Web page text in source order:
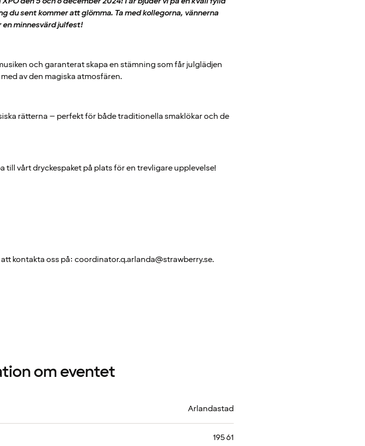
du sent kommer att glömma. Ta med kollegorna, vännerna
en minnesvärd julfest!
och garanterat skapa en stämning som får julglädjen
av den magiska atmosfären.
rätterna – perfekt för både traditionella smaklökar och de
till vårt dryckespaket på plats för en trevligare upplevelse!
kontakta oss på: coordinator.q.arlanda@strawberry.se.
om eventet
Arlandastad
195 61